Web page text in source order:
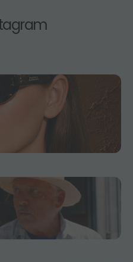
0
au premier essai.
élégance et